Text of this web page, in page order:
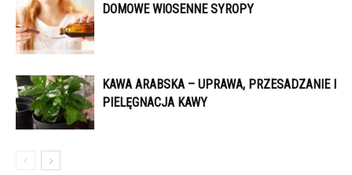
DOMOWE WIOSENNE SYROPY
KAWA ARABSKA – UPRAWA, PRZESADZANIE I
PIELĘGNACJA KAWY